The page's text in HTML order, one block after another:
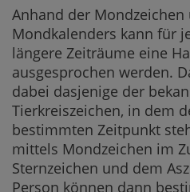
Anhand der Mondzeichen
Mondkalenders kann für
längere Zeiträume eine
ausgesprochen werden.
dabei dasjenige der
Tierkreiszeichen, in dem
bestimmten Zeitpunkt
mittels Mondzeichen im
Sternzeichen und dem
Person können dann